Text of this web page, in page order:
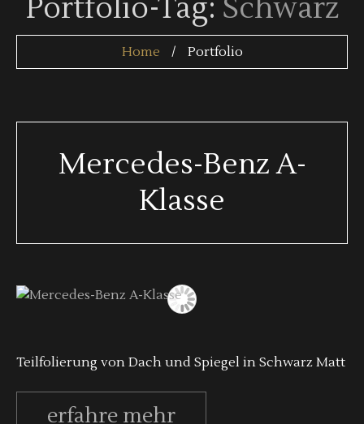
Portfolio-Tag: Schwarz
Home Portfolio
Mercedes-Benz A-
Klasse
Teilfolierung von Dach und Spiegel in Schwarz Matt
erfahre mehr